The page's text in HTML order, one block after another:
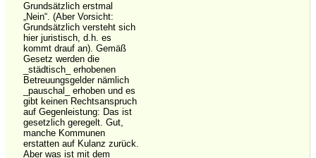
Grundsätzlich erstmal
„Nein“. (Aber Vorsicht:
Grundsätzlich versteht sich
hier juristisch, d.h. es
kommt drauf an). Gemäß
Gesetz werden die
_städtisch_ erhobenen
Betreuungsgelder nämlich
_pauschal_ erhoben und es
gibt keinen Rechtsanspruch
auf Gegenleistung: Das ist
gesetzlich geregelt. Gut,
manche Kommunen
erstatten auf Kulanz zurück.
Aber was ist mit dem